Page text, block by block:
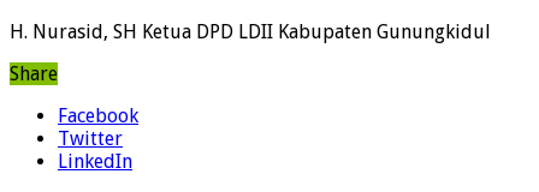
H. Nurasid, SH Ketua DPD LDII Kabupaten Gunungkidul
Share
Facebook
Twitter
LinkedIn